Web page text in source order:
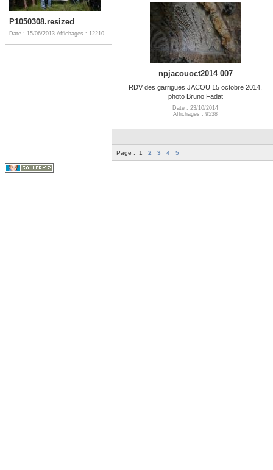
P1050308.resized
Date : 15/06/2013 Affichages : 12210
npjacouoct2014 007
RDV des garrigues JACOU 15 octobre 2014,
photo Bruno Fadat
Date : 23/10/2014
Affichages : 9538
Page : 1 2 3 4 5